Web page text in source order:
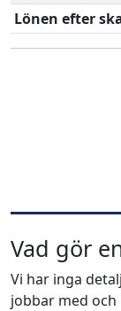
Lönen efter
Vad gör
Vi har inga
jobbar med